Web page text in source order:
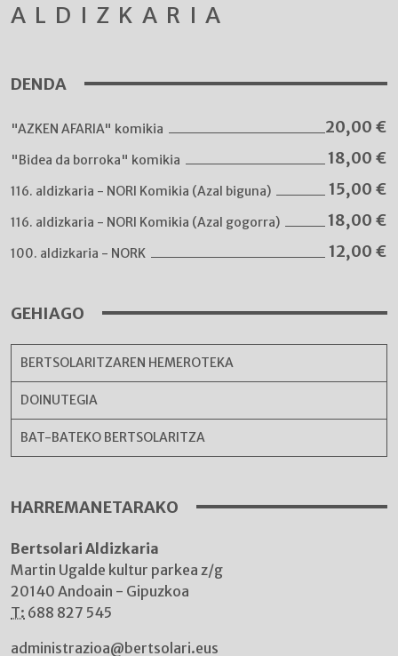
ALDIZKARIA
DENDA
"AZKEN AFARIA" komikia 20,00 €
"Bidea da borroka" komikia 18,00 €
116. aldizkaria - NORI Komikia (Azal biguna) 15,00 €
116. aldizkaria - NORI Komikia (Azal gogorra) 18,00 €
100. aldizkaria - NORK 12,00 €
GEHIAGO
BERTSOLARITZAREN HEMEROTEKA
DOINUTEGIA
BAT-BATEKO BERTSOLARITZA
HARREMANETARAKO
Bertsolari Aldizkaria
Martin Ugalde kultur parkea z/g
20140 Andoain - Gipuzkoa
T: 688 827 545
administrazioa@bertsolari.eus